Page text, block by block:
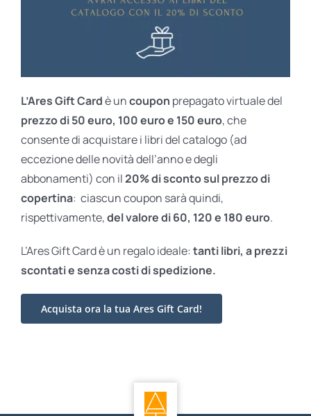
L’Ares Gift Cardè uncoupon prepagato virtuale del
prezzo di 50 euro, 100 euro e 150 euro, che
consente di acquistare i libri del catalogo (ad
eccezione delle novità dell’anno e degli
abbonamenti) con il20% di sconto sul prezzo di
copertina: ciascun coupon sarà quindi,
rispettivamente,del valore di 60, 120 e 180 euro.
L’Ares Gift Card è un regalo ideale: tanti libri, a prezzi
scontati esenza costi di spedizione.
Acquista ora la tua Ares Gift Card!